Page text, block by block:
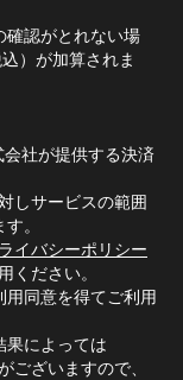
確認がとれない場
）が加算されま
社が提供する決済
しサービスの範囲
。
イバシーポリシー
ください。
用同意を得てご利用
果によっては
ございますので、